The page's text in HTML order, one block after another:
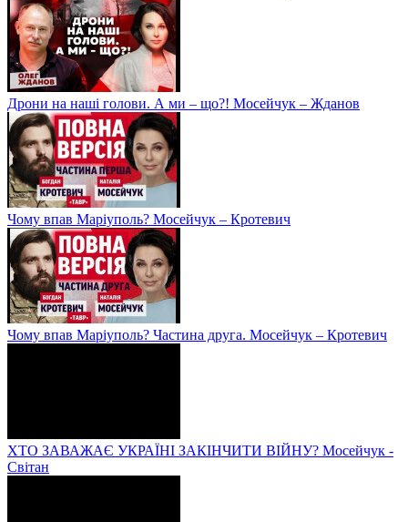
Дрони на наші голови. А ми – що?! Мосейчук – Жданов
Чому впав Маріуполь? Мосейчук – Кротевич
Чому впав Маріуполь? Частина друга. Мосейчук – Кротевич
ХТО ЗАВАЖАЄ УКРАЇНІ ЗАКІНЧИТИ ВІЙНУ? Мосейчук -
Світан